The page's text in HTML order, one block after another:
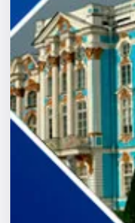
Города
Площадки
Артисты
Рейтинги